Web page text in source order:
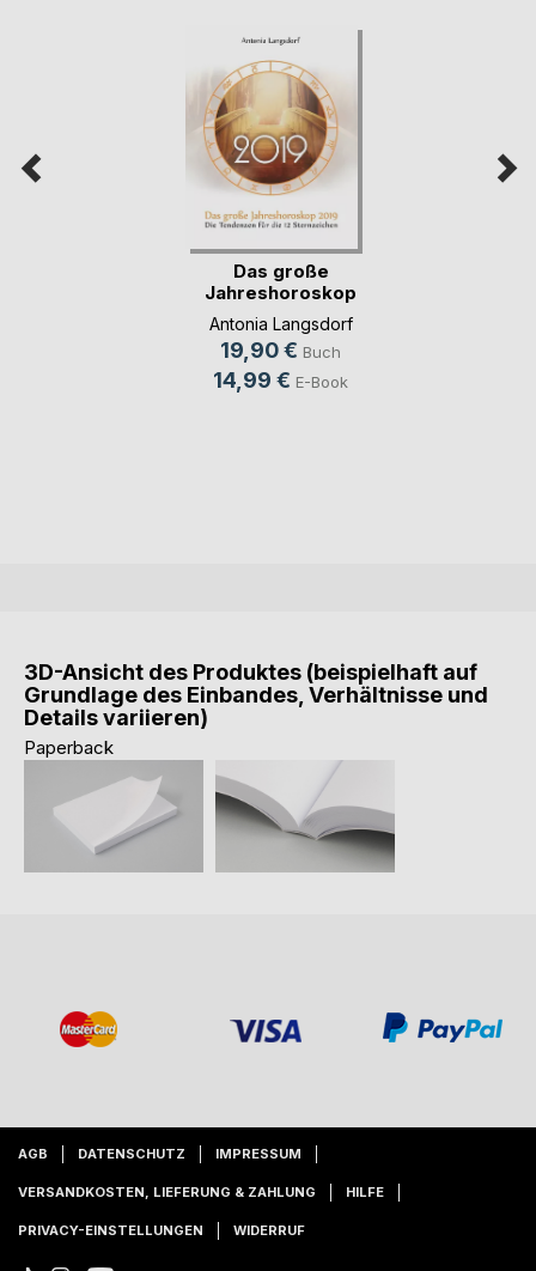
Das große
Jahreshoroskop
2019
Antonia Langsdorf
19,90 € Buch
14,99 € E-Book
3D-Ansicht des Produktes (beispielhaft auf
Grundlage des Einbandes, Verhältnisse und
Details variieren)
Paperback
AGB DATENSCHUTZ IMPRESSUM
VERSANDKOSTEN, LIEFERUNG & ZAHLUNG HILFE
PRIVACY-EINSTELLUNGEN WIDERRUF